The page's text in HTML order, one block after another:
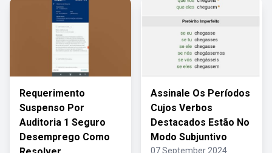
Requerimento
Suspenso Por
Auditoria 1 Seguro
Desemprego Como
Assinale Os Períodos
Cujos Verbos
Destacados Estão No
Modo Subjuntivo
07 September 2024